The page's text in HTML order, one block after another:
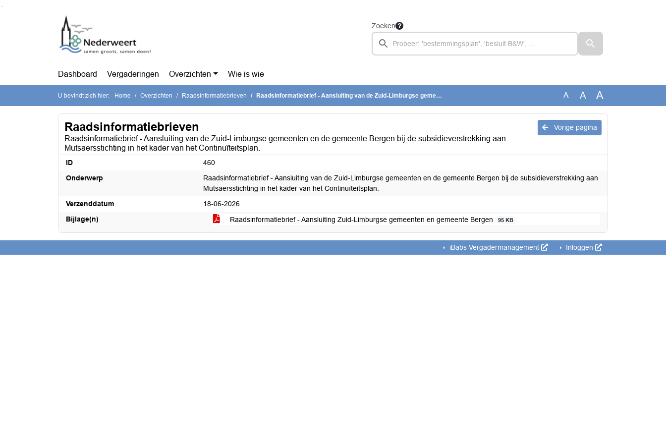
Zoeken
Dashboard Vergaderingen Overzichten Wie is wie
U bevindt zich hier: Home Overzichten Raadsinformatiebrieven Raadsinformatiebrief - Aansluiting van de Zuid-Limburgse gemeenten en de gemeente Bergen bij de subsidieverstrekking aan Mutsaersstichting in het kader van het Continuïteitsplan. A A A
Vorige pagina
Raadsinformatiebrieven
Raadsinformatiebrief - Aansluiting van de Zuid-Limburgse gemeenten en de gemeente Bergen bij de subsidieverstrekking aan
Mutsaersstichting in het kader van het Continuïteitsplan.
ID
460
Onderwerp
Raadsinformatiebrief - Aansluiting van de Zuid-Limburgse gemeenten en de gemeente Bergen bij de subsidieverstrekking aan
Mutsaersstichting in het kader van het Continuïteitsplan.
Verzenddatum
18-06-2026
Bijlage(n)
Raadsinformatiebrief - Aansluiting Zuid-Limburgse gemeenten en gemeente Bergen 95 KB
iBabs Vergadermanagement Inloggen